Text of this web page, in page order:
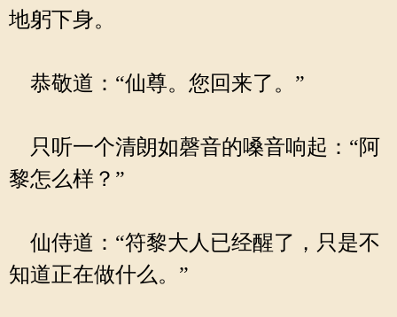
地躬下身。
恭敬道：“仙尊。您回来了。”
只听一个清朗如磬音的嗓音响起：“阿
黎怎么样？”
仙侍道：“符黎大人已经醒了，只是不
知道正在做什么。”